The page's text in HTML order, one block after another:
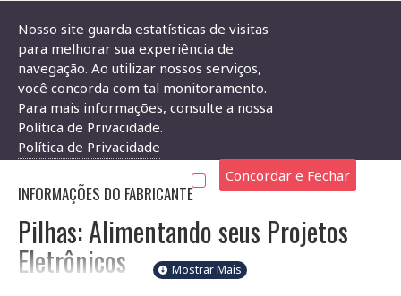
Componentes Eletrônicos Bateria E Pilha
INFORMAÇÕES DO FABRICANTE
Pilhas: Alimentando seus Projetos
Eletrônicos
Nosso site guarda estatísticas de visitas
para melhorar sua experiência de
navegação. Ao utilizar nossos serviços,
você concorda com tal monitoramento.
Para mais informações, consulte a nossa
Política de Privacidade.
Política de Privacidade
Concordar e Fechar